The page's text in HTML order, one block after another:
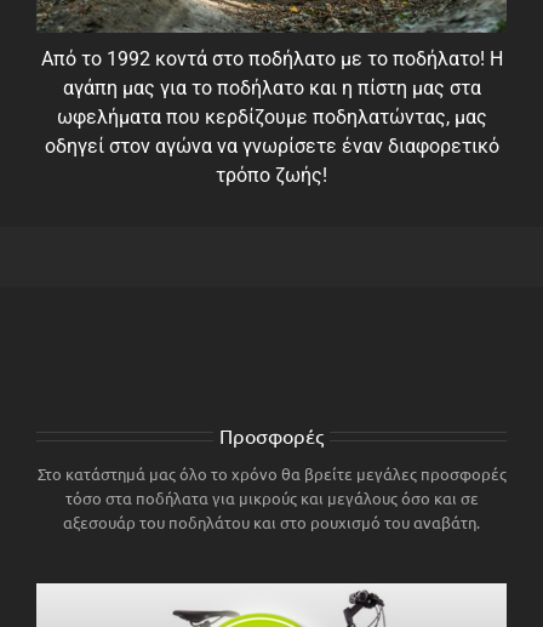
Από το 1992 κοντά στο ποδήλατο με το ποδήλατο! Η
αγάπη μας για το ποδήλατο και η πίστη μας στα
ωφελήματα που κερδίζουμε ποδηλατώντας, μας
οδηγεί στον αγώνα να γνωρίσετε έναν διαφορετικό
τρόπο ζωής!
Προσφορές
Στο κατάστημά μας όλο το χρόνο θα βρείτε μεγάλες προσφορές
τόσο στα ποδήλατα για μικρούς και μεγάλους όσο και σε
αξεσουάρ του ποδηλάτου και στο ρουχισμό του αναβάτη.